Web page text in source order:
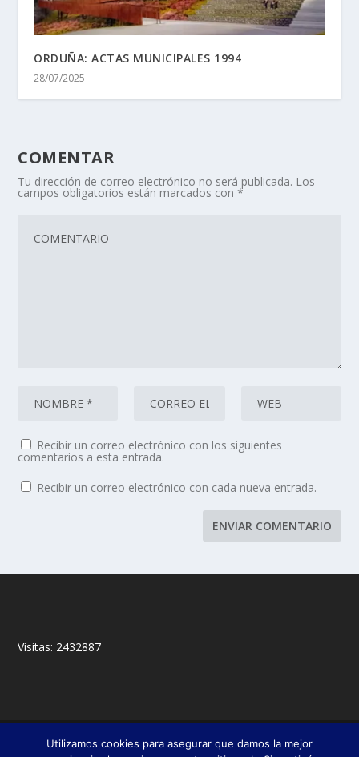
ORDUÑA: ACTAS MUNICIPALES 1994
28/07/2025
COMENTAR
Tu dirección de correo electrónico no será publicada. Los
campos obligatorios están marcados con*
Recibir un correo electrónico con los siguientes
comentarios a esta entrada.
Recibir un correo electrónico con cada nueva entrada.
Visitas: 2432887
© 2018,Francisco Javier Fernández Chento & Mitxel
Utilizamos cookies para asegurar que damos la mejor